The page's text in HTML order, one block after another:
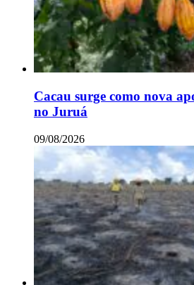
Cacau surge como nova
no Juruá
09/08/2026